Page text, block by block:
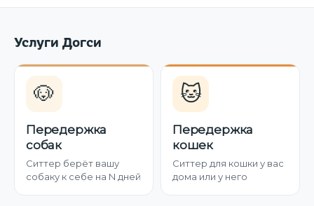
Услуги Догси
🐶
Передержка
собак
Ситтер берёт вашу
собаку к себе на N дней
🐱
Передержка
кошек
Ситтер для кошки у вас
дома или у него